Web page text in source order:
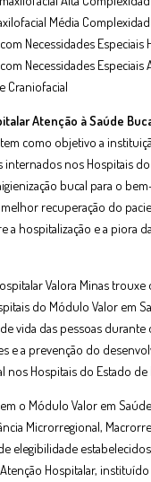
Média
com Necessidades Especiais
com Necessidades
Craniofacial
Atenção à Saúde
tem como objetivo a
internados nos Hospitais
bucal para o
melhor recuperação do
a hospitalização e a piora
Valora Minas trouxe
do Módulo Valor em
vida das pessoas
e a prevenção do
Hospitais do Estado de
o Módulo Valor em
Microrregional,
elegibilidade
Hospitalar,